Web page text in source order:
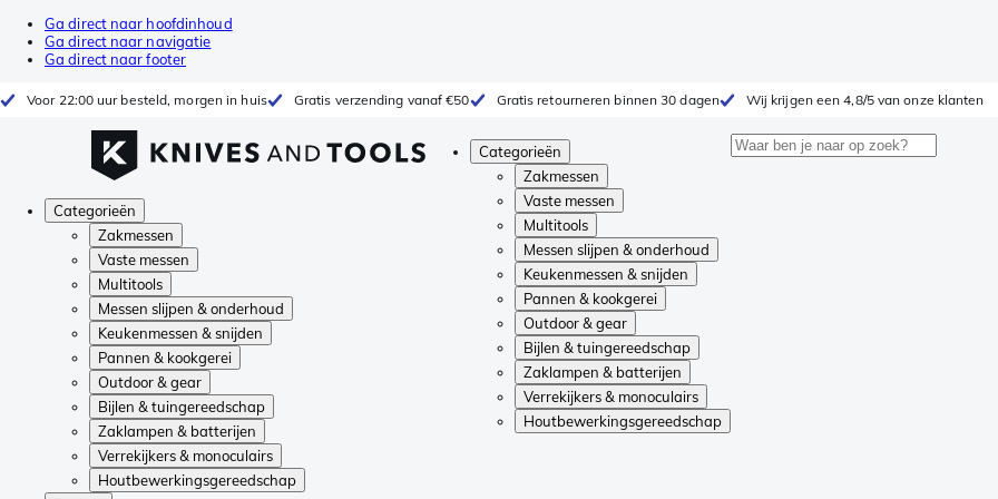
Ga direct naar hoofdinhoud
Ga direct naar navigatie
Ga direct naar footer
Voor 22:00 uur besteld, morgen in huis Gratis verzending vanaf €50 Gratis retourneren binnen 30 dagen Wij krijgen een 4,8/5 van onze klanten
Categorieën
Zakmessen
Vaste messen
Multitools
Messen slijpen & onderhoud
Keukenmessen & snijden
Pannen & kookgerei
Outdoor & gear
Bijlen & tuingereedschap
Zaklampen & batterijen
Verrekijkers & monoculairs
Houtbewerkingsgereedschap
Categorieën
Zakmessen
Vaste messen
Multitools
Messen slijpen & onderhoud
Keukenmessen & snijden
Pannen & kookgerei
Outdoor & gear
Bijlen & tuingereedschap
Zaklampen & batterijen
Verrekijkers & monoculairs
Houtbewerkingsgereedschap